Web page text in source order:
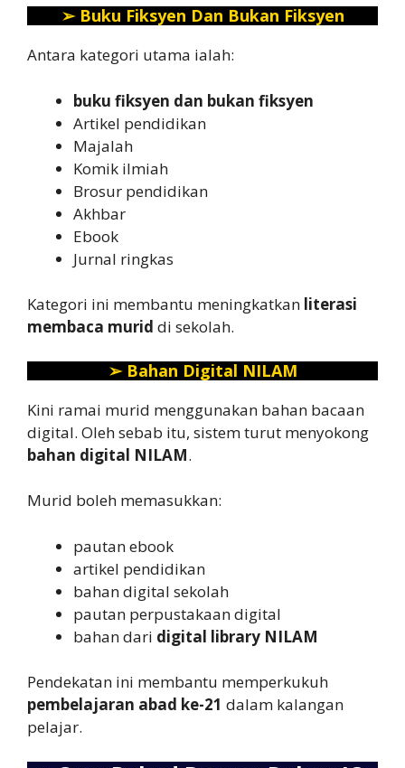
➢ Buku Fiksyen Dan Bukan Fiksyen
Antara kategori utama ialah:
buku fiksyen dan bukan fiksyen
Artikel pendidikan
Majalah
Komik ilmiah
Brosur pendidikan
Akhbar
Ebook
Jurnal ringkas
Kategori ini membantu meningkatkan literasi
membaca murid di sekolah.
➢ Bahan Digital NILAM
Kini ramai murid menggunakan bahan bacaan
digital. Oleh sebab itu, sistem turut menyokong
bahan digital NILAM.
Murid boleh memasukkan:
pautan ebook
artikel pendidikan
bahan digital sekolah
pautan perpustakaan digital
bahan dari digital library NILAM
Pendekatan ini membantu memperkukuh
pembelajaran abad ke-21 dalam kalangan
pelajar.